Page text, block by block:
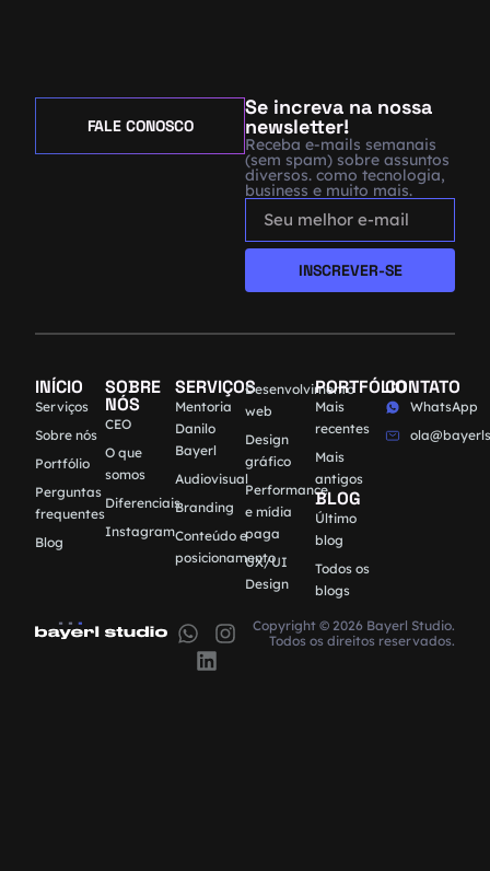
Se increva na nossa
newsletter!
Receba e-mails semanais
(sem spam) sobre assuntos
diversos. como tecnologia,
business e muito mais.
INSCREVER-SE
FALE CONOSCO
INÍCIO
Serviços
Sobre nós
Portfólio
Perguntas
frequentes
Blog
SOBRE
NÓS
CEO
O que
somos
Diferenciais
Instagram
SERVIÇOS
Mentoria
Danilo
Bayerl
Audiovisual
Branding
Conteúdo e
posicionamento
Desenvolvimento
web
Design
gráfico
Performance
e mídia
paga
UX/UI
Design
PORTFÓLIO
Mais
recentes
Mais
antigos
BLOG
Último
blog
Todos os
blogs
CONTATO
WhatsApp
Copyright © 2026 Bayerl Studio.
Todos os direitos reservados.